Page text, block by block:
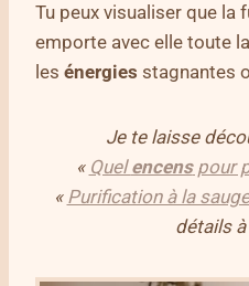
Tu peux visualiser que la
emporte avec elle toute
les énergies stagnantes
Je te laisse
« Quelencenspour
« Purification à la
détails